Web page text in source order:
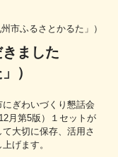
市ふるさとかるた」）
ました
）
ぎわいづくり懇話会
月第5版）１セットが
大切に保存、活用さ
げます。